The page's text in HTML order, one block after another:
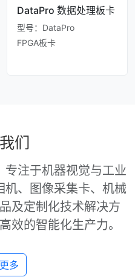
DataPro 数据处理板卡
型号：DataPro
FPGA板卡
们
专注于机器视觉与工业
机、图像采集卡、机械
及定制化技术解决方
效的智能化生产力。
多